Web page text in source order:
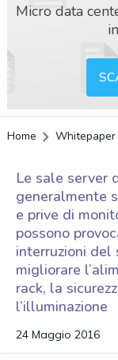
Micro data
Home Whitepaper
Le sale server
generalmente
e prive di
possono
interruzioni del
migliorare
rack, la
l’illuminazione
24 Maggio 2016